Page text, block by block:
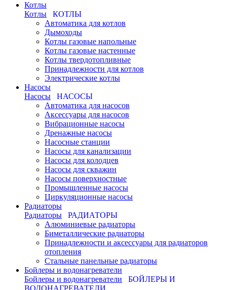
Котлы
Котлы
КОТЛЫ
Автоматика для котлов
Дымоходы
Котлы газовые напольные
Котлы газовые настенные
Котлы твердотопливные
Принадлежности для котлов
Электрические котлы
Насосы
Насосы
НАСОСЫ
Автоматика для насосов
Аксессуары для насосов
Вибрационные насосы
Дренажные насосы
Насосные станции
Насосы для канализации
Насосы для колодцев
Насосы для скважин
Насосы поверхностные
Промышленные насосы
Циркуляционные насосы
Радиаторы
Радиаторы
РАДИАТОРЫ
Алюминиевые радиаторы
Биметаллические радиаторы
Принадлежности и аксессуары для радиаторов
отопления
Стальные панельные радиаторы
Бойлеры и водонагреватели
Бойлеры и водонагреватели
БОЙЛЕРЫ И
ВОДОНАГРЕВАТЕЛИ